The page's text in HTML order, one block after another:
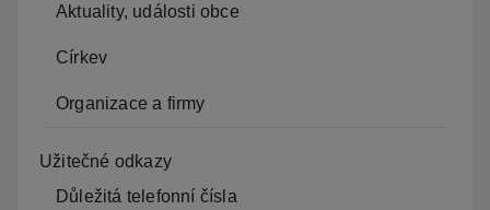
Aktuality, události obce
Církev
Organizace a firmy
Užitečné odkazy
Důležitá telefonní čísla